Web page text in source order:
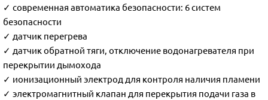
✓ современная автоматика безопасности: 6 систем
безопасности
✓ датчик перегрева
✓ датчик обратной тяги, отключение водонагревателя при
перекрытии дымохода
✓ ионизационный электрод для контроля наличия пламени
✓ электромагнитный клапан для перекрытия подачи газа в